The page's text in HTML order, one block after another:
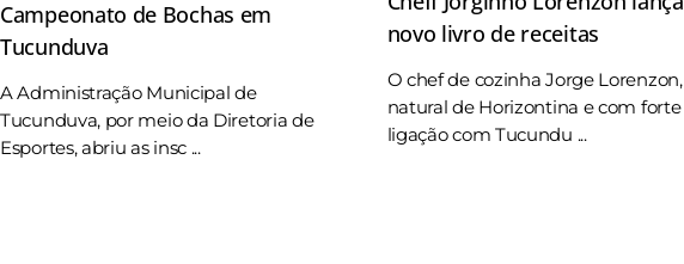
Campeonato de Bochas em
Tucunduva
A Administração Municipal de
Tucunduva, por meio da Diretoria de
Esportes, abriu as insc ...
novo livro de receitas
O chef de cozinha Jorge Lorenzon,
natural de Horizontina e com forte
ligação com Tucundu ...